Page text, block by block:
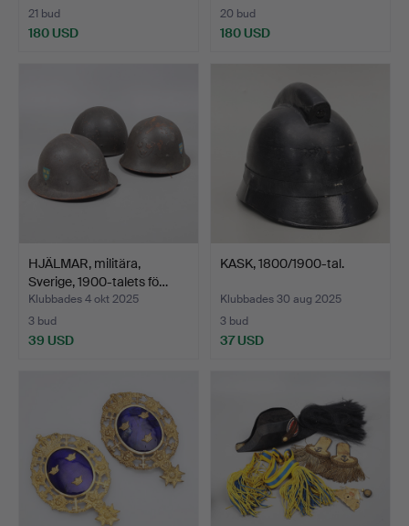
21 bud
180 USD
20 bud
180 USD
HJÄLMAR, militära,
Sverige, 1900-talets fö…
Klubbades 4 okt 2025
3 bud
39 USD
KASK, 1800/1900-tal.
Klubbades 30 aug 2025
3 bud
37 USD